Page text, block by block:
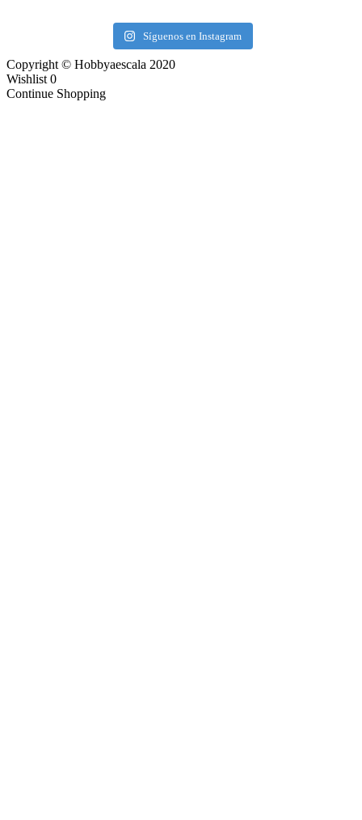
Síguenos en Instagram
Copyright © Hobbyaescala 2020
Wishlist 0
Continue Shopping